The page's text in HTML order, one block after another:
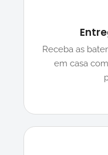
Receba as
em casa